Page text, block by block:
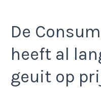
De
heeft al
geuit op